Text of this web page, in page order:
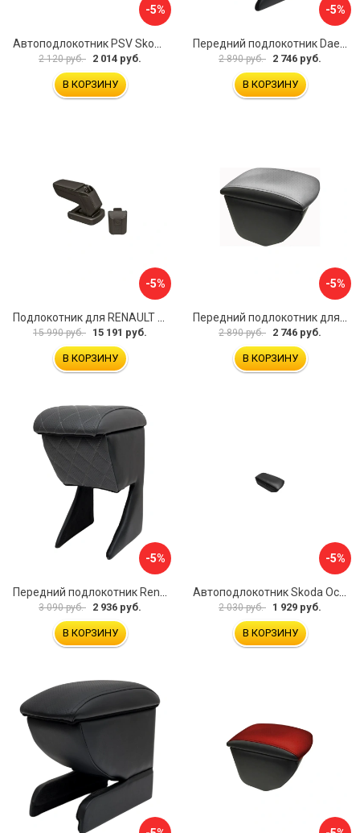
-5%
2 120 руб. 2 014 руб.
В КОРЗИНУ
-5%
2 890 руб. 2 746 руб.
В КОРЗИНУ
-5%
Подлокотник для RENAULT Kaptur 2017 г.в. armster 2 BLACK V00970
15 990 руб. 15 191 руб.
В КОРЗИНУ
-5%
Передний подлокотник для KIA Rio 4 2017-н.в. AVTOLIDER1 PP-KIA-Rio-4-02
2 890 руб. 2 746 руб.
В КОРЗИНУ
-5%
3 090 руб. 2 936 руб.
В КОРЗИНУ
-5%
2 030 руб. 1 929 руб.
В КОРЗИНУ